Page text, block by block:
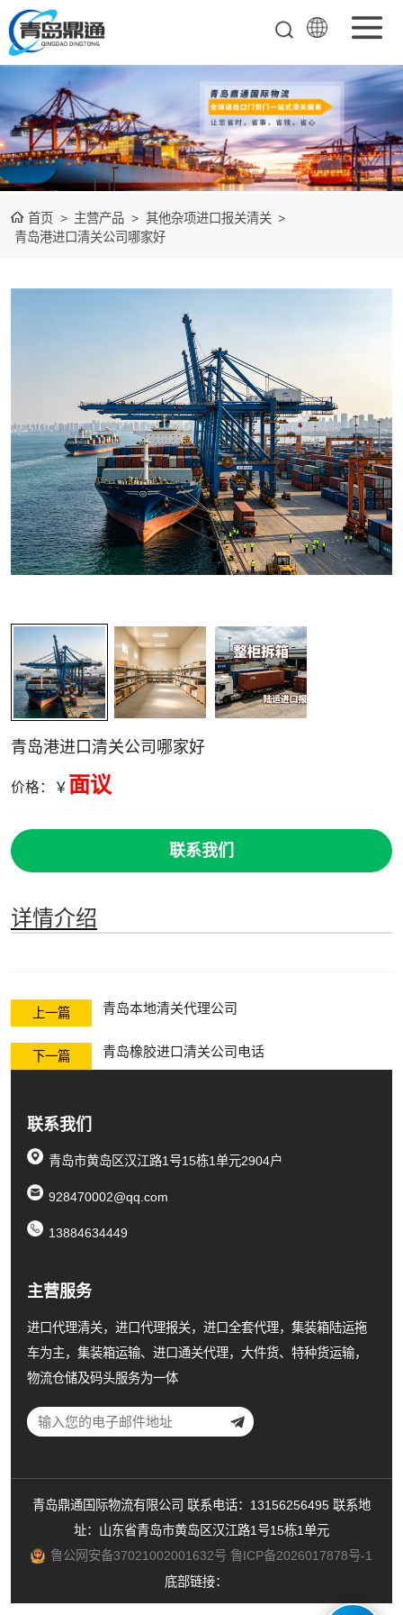
首页 > 主营产品 > 其他杂项进口报关清关 >
青岛港进口清关公司哪家好
青岛港进口清关公司哪家好
价格：￥ 面议
联系我们
详情介绍
上一篇 青岛本地清关代理公司
下一篇 青岛橡胶进口清关公司电话
联系我们
青岛市黄岛区汉江路1号15栋1单元2904户
928470002@qq.com
13884634449
主营服务
进口代理清关，进口代理报关，进口全套代理，集装箱陆运拖
车为主，集装箱运输、进口通关代理，大件货、特种货运输，
物流仓储及码头服务为一体
青岛鼎通国际物流有限公司 联系电话：13156256495 联系地
址：山东省青岛市黄岛区汉江路1号15栋1单元
鲁公网安备37021002001632号 鲁ICP备2026017878号-1
底部链接：
矿产品进口报关
清关
农副产品进口报
关清关
水产冻品进口报
关
化妆品进口报关